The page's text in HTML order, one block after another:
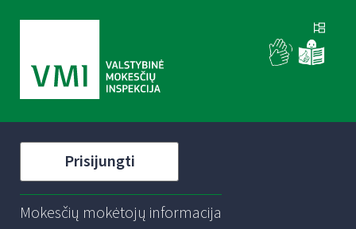
Prisijungti
Mokesčių mokėtojų informacija